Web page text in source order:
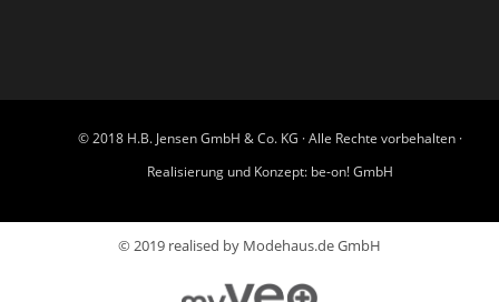
© 2018 H.B. Jensen GmbH & Co. KG · Alle Rechte vorbehalten ·
Realisierung und Konzept: be-on! GmbH
© 2019 realised by Modehaus.de GmbH